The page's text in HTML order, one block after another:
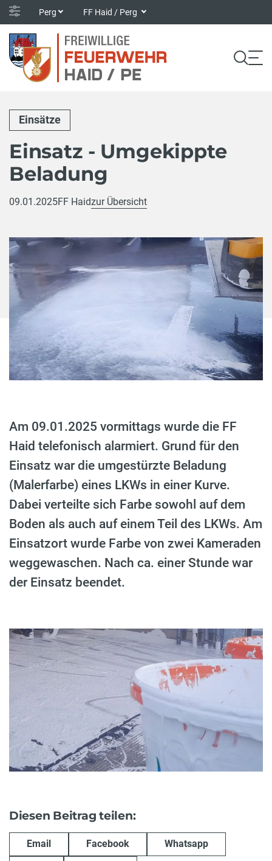
Perg FF Haid / Perg
Einsätze
Einsatz - Umgekippte
Beladung
09.01.2025FF Haidzur Übersicht
Am 09.01.2025 vormittags wurde die FF
Haid telefonisch alarmiert. Grund für den
Einsatz war die umgestürzte Beladung
(Malerfarbe) eines LKWs in einer Kurve.
Dabei verteilte sich Farbe sowohl auf dem
Boden als auch auf einem Teil des LKWs. Am
Einsatzort wurde Farbe von zwei Kameraden
weggewaschen. Nach ca. einer Stunde war
der Einsatz beendet.
Diesen Beitrag teilen:
Email Facebook Whatsapp